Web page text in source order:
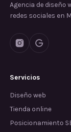
Agencia de diseño
redes sociales en
Servicios
Diseño web
Tienda online
Posicionamiento